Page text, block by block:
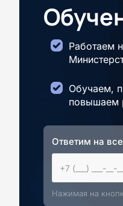
Работаем
Обучаем,
повышаем
Ответим на
Нажимая на